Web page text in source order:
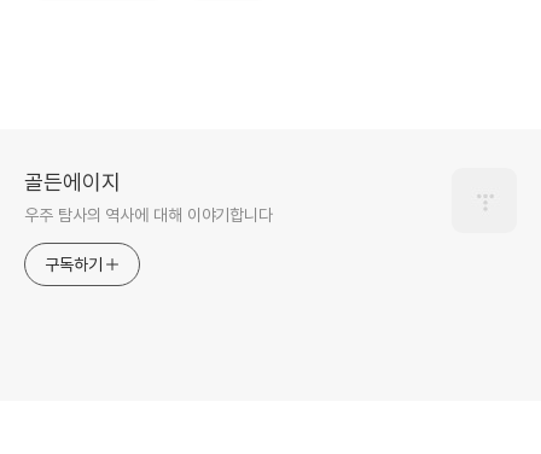
골든에이지
우주 탐사의 역사에 대해 이야기합니다
구독하기